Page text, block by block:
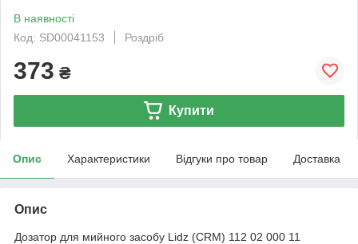
В наявності
Код: SD00041153
Роздріб
373 ₴
Купити
Опис Характеристики Відгуки про товар Доставка
Опис
Дозатор для мийного засобу Lidz (CRM) 112 02 000 11